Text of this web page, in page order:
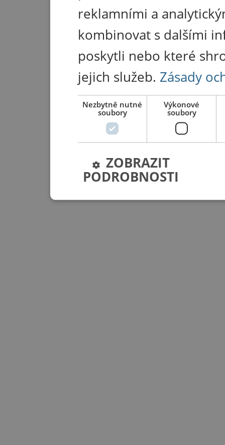
reklamními a
kombinovat s dalšími
poskytli nebo které
jejich služeb. Zásady
Nezbytně nutné
soubory
Výkonové
soubory
ZOBRAZIT
PODROBNOSTI